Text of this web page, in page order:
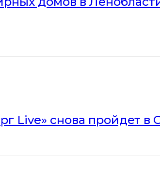
Live» снова пройдет в